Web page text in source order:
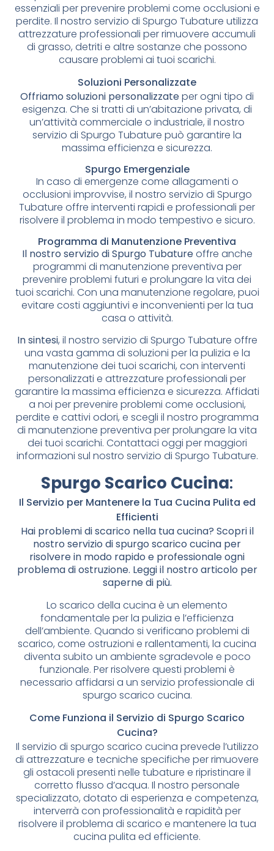
essenziali per prevenire problemi come occlusioni e
perdite. Il nostro servizio di Spurgo Tubature utilizza
attrezzature professionali per rimuovere accumuli
di grasso, detriti e altre sostanze che possono
causare problemi ai tuoi scarichi.
Soluzioni Personalizzate
Offriamo soluzioni personalizzateper ogni tipo di
esigenza. Che si tratti di un’abitazione privata, di
un’attività commerciale o industriale, il nostro
servizio di Spurgo Tubature può garantire la
massima efficienza e sicurezza.
Spurgo Emergenziale
In caso di emergenze come allagamenti o
occlusioni improvvise, il nostro servizio di Spurgo
Tubature offre interventi rapidi e professionali per
risolvere il problema in modo tempestivo e sicuro.
Programma di Manutenzione Preventiva
Il nostro servizio di Spurgo Tubatureoffre anche
programmi di manutenzione preventiva per
prevenire problemi futuri e prolungare la vita dei
tuoi scarichi. Con una manutenzione regolare, puoi
evitare costi aggiuntivi e inconvenienti per la tua
casa o attività.
In sintesi, il nostro servizio di Spurgo Tubature offre
una vasta gamma di soluzioni per la pulizia e la
manutenzione dei tuoi scarichi, con interventi
personalizzati e attrezzature professionali per
garantire la massima efficienza e sicurezza. Affidati
a noi per prevenire problemi come occlusioni,
perdite e cattivi odori, e scegli il nostro programma
di manutenzione preventiva per prolungare la vita
dei tuoi scarichi. Contattaci oggi per maggiori
informazioni sul nostro servizio di Spurgo Tubature.
Spurgo Scarico Cucina:
Il Servizio per Mantenere la Tua Cucina Pulita ed
Efficienti
Hai problemi di scarico nella tua cucina? Scopri il
nostro servizio di spurgo scarico cucina per
risolvere in modo rapido e professionale ogni
problema di ostruzione. Leggi il nostro articolo per
saperne di più.
Lo scarico della cucina è un elemento
fondamentale per la pulizia e l’efficienza
dell’ambiente. Quando si verificano problemi di
scarico, come ostruzioni e rallentamenti, la cucina
diventa subito un ambiente sgradevole e poco
funzionale. Per risolvere questi problemi è
necessario affidarsi a un servizio professionale di
spurgo scarico cucina.
Come Funziona il Servizio di Spurgo Scarico
Cucina?
Il servizio di spurgo scarico cucina prevede l’utilizzo
di attrezzature e tecniche specifiche per rimuovere
gli ostacoli presenti nelle tubature e ripristinare il
corretto flusso d’acqua. Il nostro personale
specializzato, dotato di esperienza e competenza,
interverrà con professionalità e rapidità per
risolvere il problema di scarico e mantenere la tua
cucina pulita ed efficiente.